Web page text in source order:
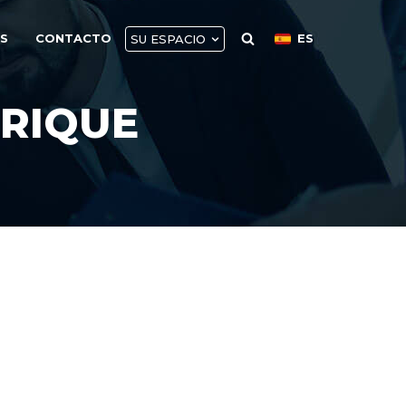
CONTACTO SU ESPACIO ES